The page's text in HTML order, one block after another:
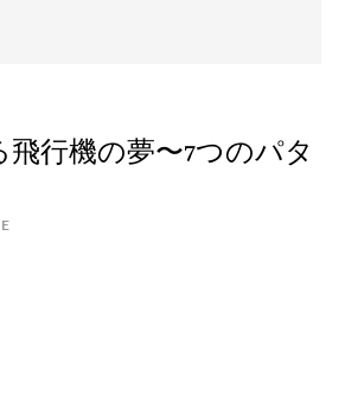
行機の夢〜7つのパタ